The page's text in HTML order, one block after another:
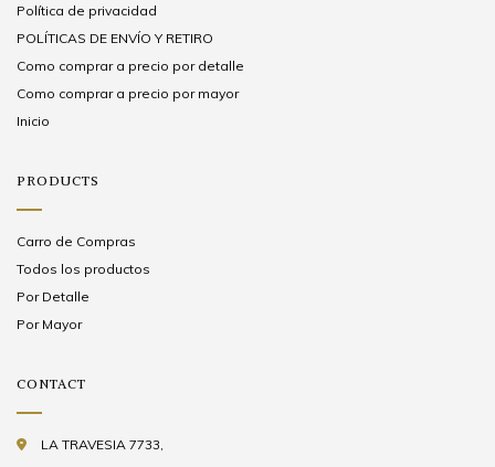
Política de privacidad
POLÍTICAS DE ENVÍO Y RETIRO
Como comprar a precio por detalle
Como comprar a precio por mayor
Inicio
PRODUCTS
Carro de Compras
Todos los productos
Por Detalle
Por Mayor
CONTACT
LA TRAVESIA 7733,